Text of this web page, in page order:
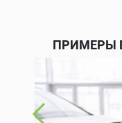
ПРИМЕРЫ